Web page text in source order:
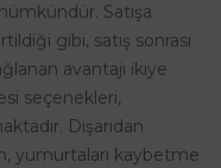
Satışa
gibi, satış sonrası
avantajı ikiye
seçenekleri,
Dışarıdan
yumurtaları kaybetme